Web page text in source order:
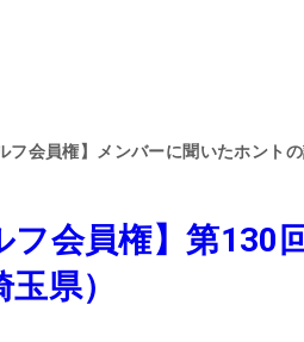
フ会員権】メンバーに聞いたホント
フ会員権】第
県）